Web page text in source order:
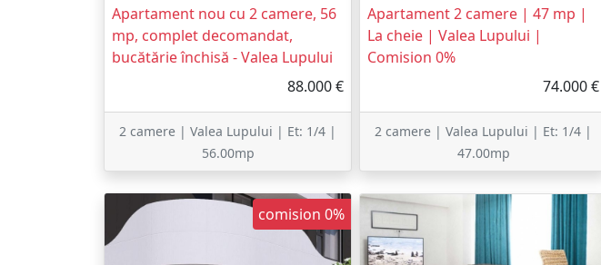
Apartament nou cu 2 camere, 56
mp, complet decomandat,
bucătărie închisă - Valea Lupului
88.000 €
2 camere | Valea Lupului | Et: 1/4 |
56.00mp
Apartament 2 camere | 47 mp |
La cheie | Valea Lupului |
Comision 0%
74.000 €
2 camere | Valea Lupului | Et: 1/4 |
47.00mp
comision 0%